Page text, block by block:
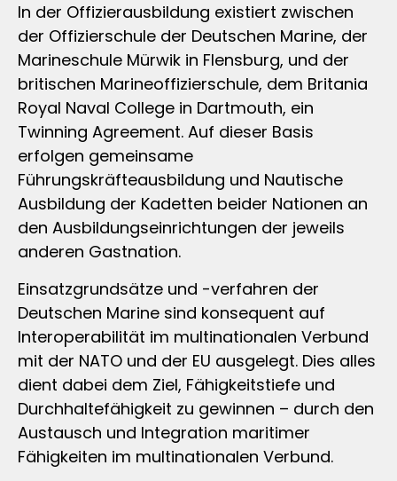
In der Offizierausbildung existiert zwischen
der Offizierschule der Deutschen Marine, der
Marineschule Mürwik in Flensburg, und der
britischen Marineoffizierschule, dem Britania
Royal Naval College in Dartmouth, ein
Twinning Agreement. Auf dieser Basis
erfolgen gemeinsame
Führungskräfteausbildung und Nautische
Ausbildung der Kadetten beider Nationen an
den Ausbildungseinrichtungen der jeweils
anderen Gastnation.
Einsatzgrundsätze und -verfahren der
Deutschen Marine sind konsequent auf
Interoperabilität im multinationalen Verbund
mit der NATO und der EU ausgelegt. Dies alles
dient dabei dem Ziel, Fähigkeitstiefe und
Durchhaltefähigkeit zu gewinnen – durch den
Austausch und Integration maritimer
Fähigkeiten im multinationalen Verbund.